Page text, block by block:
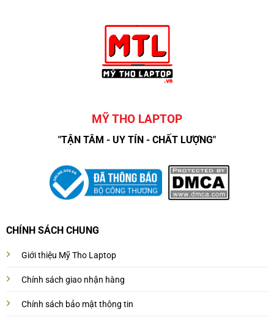
MỸ THO LAPTOP
"TẬN TÂM - UY TÍN - CHẤT LƯỢNG"
CHÍNH SÁCH CHUNG
Giới thiệu Mỹ Tho Laptop
Chính sách giao nhận hàng
Chính sách bảo mật thông tin